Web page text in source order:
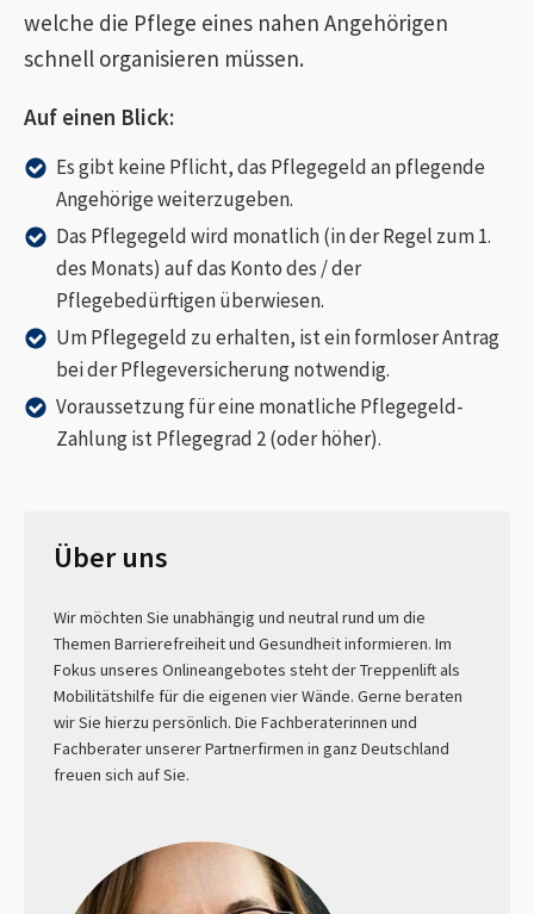
welche die Pflege eines nahen Angehörigen
schnell organisieren müssen.
Auf einen Blick:
Es gibt keine Pflicht, das Pflegegeld an pflegende
Angehörige weiterzugeben.
Das Pflegegeld wird monatlich (in der Regel zum 1.
des Monats) auf das Konto des / der
Pflegebedürftigen überwiesen.
Um Pflegegeld zu erhalten, ist ein formloser Antrag
bei der Pflegeversicherung notwendig.
Voraussetzung für eine monatliche Pflegegeld-
Zahlung ist Pflegegrad 2 (oder höher).
Über uns
Wir möchten Sie unabhängig und neutral rund um die
Themen Barrierefreiheit und Gesundheit informieren. Im
Fokus unseres Onlineangebotes steht der Treppenlift als
Mobilitätshilfe für die eigenen vier Wände. Gerne beraten
wir Sie hierzu persönlich. Die Fachberaterinnen und
Fachberater unserer Partnerfirmen in ganz Deutschland
freuen sich auf Sie.